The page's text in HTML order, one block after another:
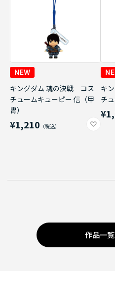
キングダム 魂の決戦 コス
チュームキューピー 信（甲
冑）
¥1,210
キ
チ
作品一